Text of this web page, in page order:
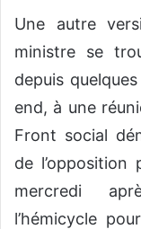
Une autre
ministre se
depuis
end, à une
Front social
de l’opposition
mercredi
l’hémicycle